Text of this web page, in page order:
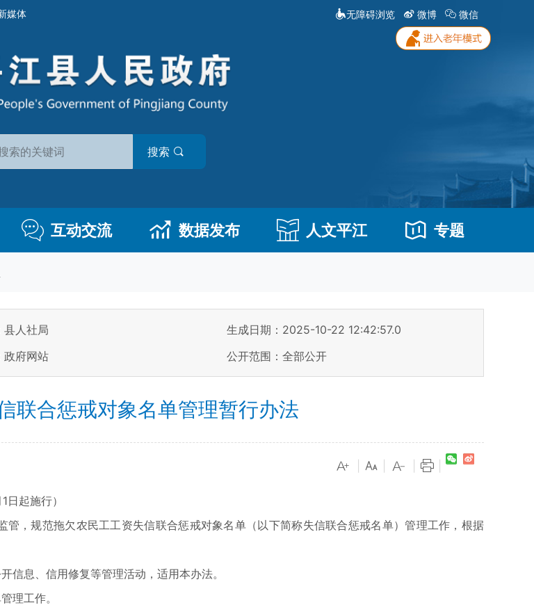
媒体 无障碍浏览 微博 微信
搜索
互动交流 数据发布 人文平江 专题
县人社局
生成日期：2025-10-22 12:42:57.0
政府网站 公开范围：全部公开
联合惩戒对象名单管理暂行办法
起施行）
规范拖欠农民工工资失信联合惩戒对象名单（以下简称失信联合惩戒名单）管理工作，根据
息、信用修复等管理活动，适用本办法。
理工作。